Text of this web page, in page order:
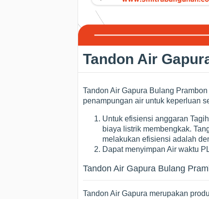
Tandon Air
Tandon Air Gapura Bulang
penampungan air untuk keperluan
Untuk efisiensi anggaran
biaya listrik membengkak.
melakukan efisiensi adalah
Dapat menyimpan Air waktu
Tandon Air Gapura Bulang
Tandon Air Gapura merupakan